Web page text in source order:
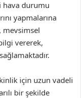
hava durumu
yapmalarına
mevsimsel
vererek,
için uzun vadeli
bir şekilde